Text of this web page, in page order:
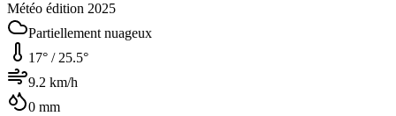
Météo édition 2025
Partiellement nuageux
17° / 25.5°
9.2 km/h
0 mm